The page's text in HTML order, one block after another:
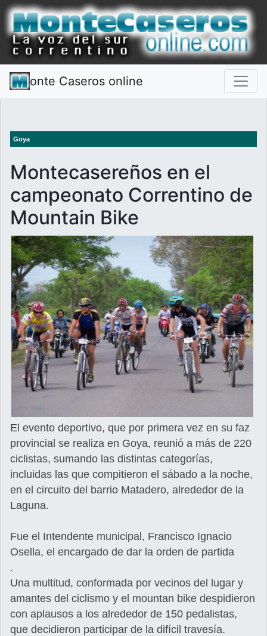
onte Caseros online
Goya
Montecasereños en el
campeonato Correntino de
Mountain Bike
El evento deportivo, que por primera vez en su faz
provincial se realiza en Goya, reunió a más de 220
ciclistas, sumando las distintas categorías,
incluidas las que compitieron el sábado a la noche,
en el circuito del barrio Matadero, alrededor de la
Laguna.
Fue el Intendente municipal, Francisco Ignacio
Osella, el encargado de dar la orden de partida
.
Una multitud, conformada por vecinos del lugar y
amantes del ciclismo y el mountan bike despidieron
con aplausos a los alrededor de 150 pedalistas,
que decidieron participar de la difícil travesía.